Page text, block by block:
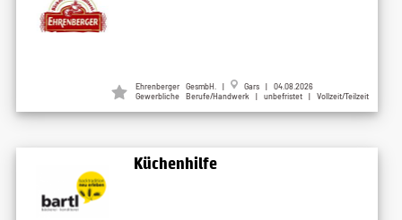
Ehrenberger GesmbH. |
Gars | 04.08.2026
Gewerbliche Berufe/Handwerk | unbefristet | Vollzeit/Teilzeit
Küchenhilfe